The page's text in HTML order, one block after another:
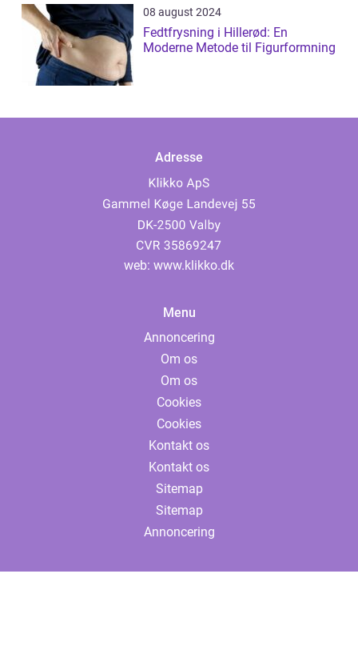
08 august 2024
Fedtfrysning i Hillerød: En
Moderne Metode til Figurformning
Adresse
web: www.klikko.dk
Menu
Annoncering
Om os
Om os
Cookies
Cookies
Kontakt os
Kontakt os
Sitemap
Sitemap
Annoncering